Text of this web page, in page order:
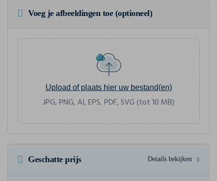
Voeg je afbeeldingen toe (optioneel)
Upload of plaats hier uw bestand(en)
JPG, PNG, AI, EPS, PDF, SVG (tot 10 MB)
Geschatte prijs Details bekijken